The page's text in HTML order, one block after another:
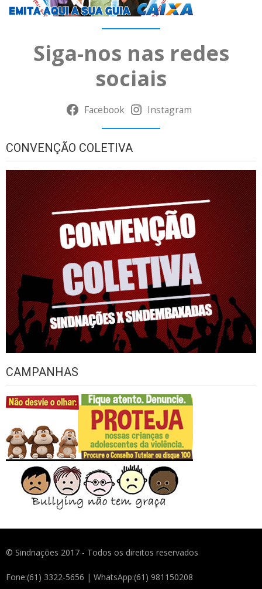
Siga-nos nas redes
sociais
Facebook Instagram
CONVENÇÃO COLETIVA
CAMPANHAS
© Sindnações 2017 - Todos os direitos reservados
Fone:(61) 3322-5656 | WhatsApp:(61) 981150208